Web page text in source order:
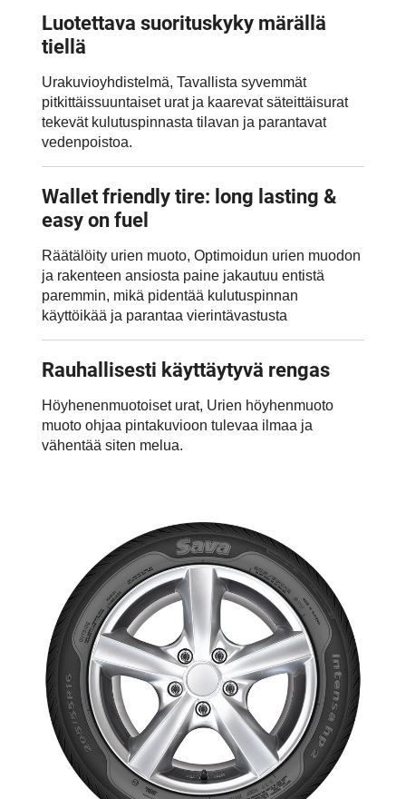
Luotettava suorituskyky märällä
tiellä
Urakuvioyhdistelmä, Tavallista syvemmät
pitkittäissuuntaiset urat ja kaarevat säteittäisurat
tekevät kulutuspinnasta tilavan ja parantavat
vedenpoistoa.
Wallet friendly tire: long lasting &
easy on fuel
Räätälöity urien muoto, Optimoidun urien muodon
ja rakenteen ansiosta paine jakautuu entistä
paremmin, mikä pidentää kulutuspinnan
käyttöikää ja parantaa vierintävastusta
Rauhallisesti käyttäytyvä rengas
Höyhenenmuotoiset urat, Urien höyhenmuoto
muoto ohjaa pintakuvioon tulevaa ilmaa ja
vähentää siten melua.